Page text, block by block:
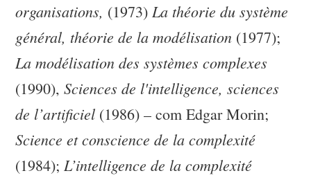
organisations, (1973)La théorie du système
général, théorie de la modélisation (1977);
La modélisation des systèmes complexes
(1990),Sciences de l'intelligence, sciences
de l’artificiel (1986) – com Edgar Morin;
Science et conscience de la complexité
(1984);L’intelligence de la complexité